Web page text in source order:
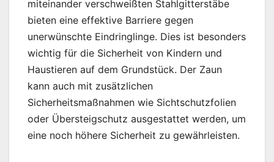
miteinander verschweißten Stahlgitterstäbe
bieten eine effektive Barriere gegen
unerwünschte Eindringlinge. Dies ist besonders
wichtig für die Sicherheit von Kindern und
Haustieren auf dem Grundstück. Der Zaun
kann auch mit zusätzlichen
Sicherheitsmaßnahmen wie Sichtschutzfolien
oder Übersteigschutz ausgestattet werden, um
eine noch höhere Sicherheit zu gewährleisten.